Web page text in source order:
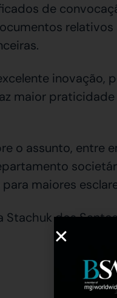
de
inovação,
maior
o assunto, entre
maiores
dos